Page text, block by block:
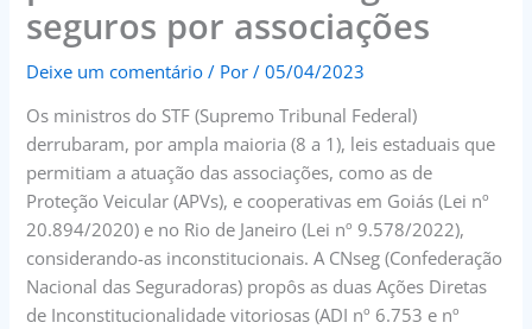
seguros por associações
Deixe um comentário / Por/05/04/2023
Os ministros do STF (Supremo Tribunal Federal)
derrubaram, por ampla maioria (8 a 1), leis estaduais que
permitiam a atuação das associações, como as de
Proteção Veicular (APVs), e cooperativas em Goiás (Lei nº
20.894/2020) e no Rio de Janeiro (Lei nº 9.578/2022),
considerando-as inconstitucionais. A CNseg (Confederação
Nacional das Seguradoras) propôs as duas Ações Diretas
de Inconstitucionalidade vitoriosas (ADI nº 6.753 e nº